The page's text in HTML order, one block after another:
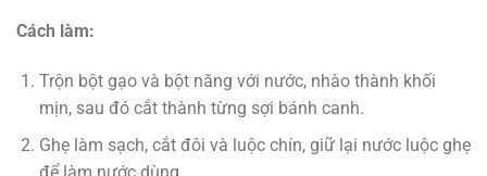
Cách làm:
Trộn bột gạo và bột năng với nước, nhào thành khối
mịn, sau đó cắt thành từng sợi bánh canh.
Ghẹ làm sạch, cắt đôi và luộc chín, giữ lại nước luộc ghẹ